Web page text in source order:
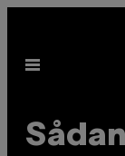
indhold
Åbn